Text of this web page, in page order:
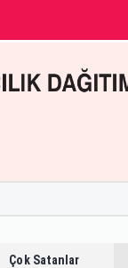
Çok Satanlar